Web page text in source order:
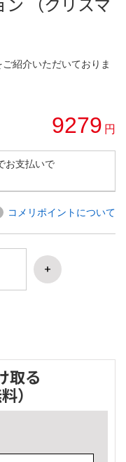
紹介いただいておりま
9279 円
お支払いで
コメリポイントについて
取る
）